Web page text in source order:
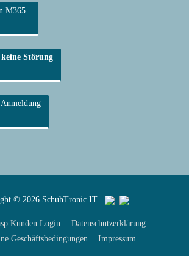
M365
keine Störung
© 2026 SchuhTronic IT
Kunden Login
Datenschutzerklärung
Geschäftsbedingungen
Impressum